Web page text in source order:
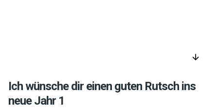
arrow_downward
Ich wünsche dir einen guten Rutsch ins
neue Jahr 1